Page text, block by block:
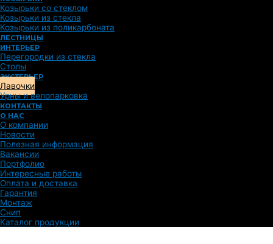
Козырьки со стеклом
Козырьки из стекла
Козырьки из поликарбоната
ЛЕСТНИЦЫ
ИНТЕРЬЕР
Перегородки из стекла
Столы
ЭКСТЕРЬЕР
Лавочки
Урны и велопарковка
КОНТАКТЫ
О НАС
О компании
Новости
Полезная информация
Вакансии
Портфолио
Интересные работы
Оплата и доставка
Гарантия
Монтаж
Снип
Каталог продукции